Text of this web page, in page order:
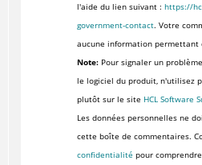
l'aide du lien suivant : https://
government-contact. Votre
aucune information permettant
Note:Pour signaler un
le logiciel du produit, n'utilisez
plutôt sur le site HCL Software
Les données personnelles ne
cette boîte de commentaires.
confidentialité pour